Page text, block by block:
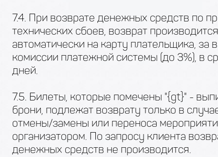
7.4. При возврате денежных средств по
технических сбоев, возврат производится
автоматически на карту плательщика, за
комиссии платежной системы (до 3%), в
дней.
7.5. Билеты, которые помечены "{gt}" -
брони, подлежат возврату только в
отмены/замены или переноса
организатором. По запросу клиента
денежных средств не производится.